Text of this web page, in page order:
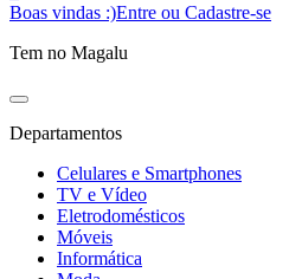
Boas vindas :)Entre ou Cadastre-se
Tem no Magalu
Departamentos
Celulares e Smartphones
TV e Vídeo
Eletrodomésticos
Móveis
Informática